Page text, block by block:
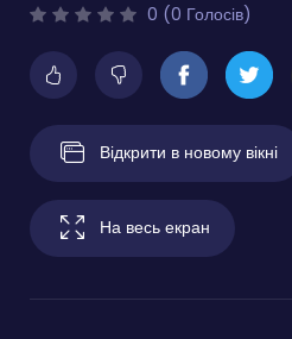
0 (0 Голосів)
Відкрити в новому вікні
На весь екран